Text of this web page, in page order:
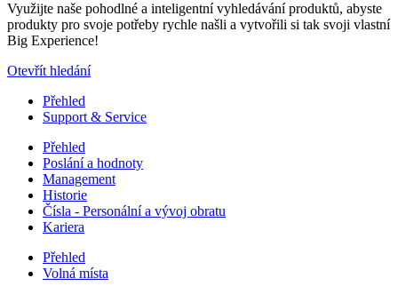
Využijte naše pohodlné a inteligentní vyhledávání produktů, abyste
produkty pro svoje potřeby rychle našli a vytvořili si tak svoji vlastní
Big Experience!
Otevřít hledání
Přehled
Support & Service
Přehled
Poslání a hodnoty
Management
Historie
Čísla - Personální a vývoj obratu
Kariera
Přehled
Volná místa